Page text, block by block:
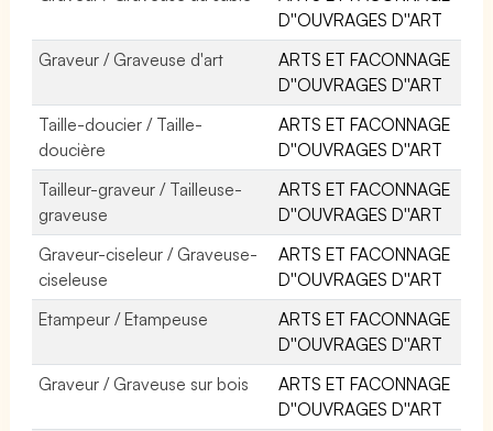
D''OUVRAGES D''ART
Graveur / Graveuse d'art
ARTS ET FACONNAGE
D''OUVRAGES D''ART
Taille-doucier / Taille-
doucière
ARTS ET FACONNAGE
D''OUVRAGES D''ART
Tailleur-graveur / Tailleuse-
graveuse
ARTS ET FACONNAGE
D''OUVRAGES D''ART
Graveur-ciseleur / Graveuse-
ciseleuse
ARTS ET FACONNAGE
D''OUVRAGES D''ART
Etampeur / Etampeuse
ARTS ET FACONNAGE
D''OUVRAGES D''ART
Graveur / Graveuse sur bois
ARTS ET FACONNAGE
D''OUVRAGES D''ART